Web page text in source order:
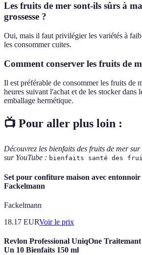
Les fruits de mer sont-ils sûrs à
grossesse ?
Oui, mais il faut privilégier les variétés à
les consommer cuites.
Comment conserver les fruits de
Il est préférable de consommer les fruits de
heures suivant l'achat et de les stocker dans
emballage hermétique.
📺 Pour aller plus loin :
Découvrez les bienfaits des fruits de mer sur
sur YouTube : bienfaits santé des
Set pour confiture maison avec
Fackelmann
Fackelmann
18.17 EURVoir le prix
Revlon Professional UniqOne
Un 10 Bienfaits 150 ml